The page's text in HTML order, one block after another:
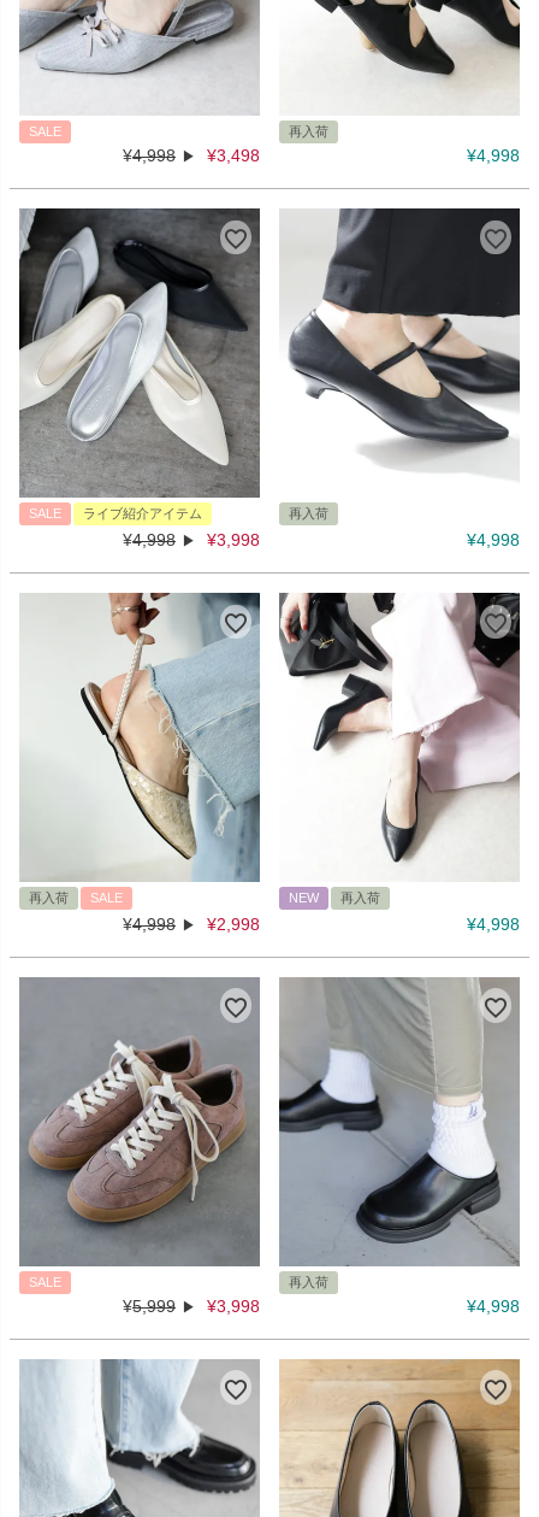
SALE
¥4,998 ¥3,498
再入荷
¥4,998
SALE ライブ紹介アイテム
¥4,998 ¥3,998
再入荷
¥4,998
再入荷 SALE
¥4,998 ¥2,998
NEW 再入荷
¥4,998
SALE
¥5,999 ¥3,998
再入荷
¥4,998